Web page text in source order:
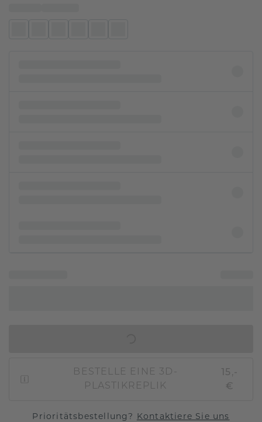
BESTELLE EINE 3D-
PLASTIKREPLIK
15,-
€
Prioritätsbestellung? Kontaktiere Sie uns